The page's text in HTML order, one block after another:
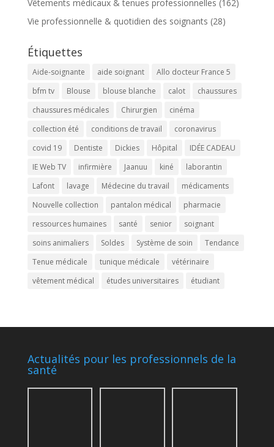
Vêtements médicaux & tenues professionnelles (162)
Vie professionnelle & quotidien des soignants (28)
Étiquettes
Aide-soignante aide soignant
Allo docteur France 5
bfm tv
Blouse blouse blanche calot
chaussures
chaussures médicales
Chirurgien
cinéma
collection été
conditions de travail
coronavirus
covid 19
Dentiste Dickies Hôpital
IDÉE CADEAU
IE Web TV
infirmière Jaanuu kiné
laborantin
Lafont
lavage Médecine du travail
médicaments
Nouvelle collection
pantalon médical
pharmacie
ressources humaines
santé senior
soignant
soins animaliers
Soldes Système de soin
Tendance
Tenue médicale
tunique médicale
vétérinaire
vêtement médical
études universitaires étudiant
Actualités pour les professionnels de la
santé